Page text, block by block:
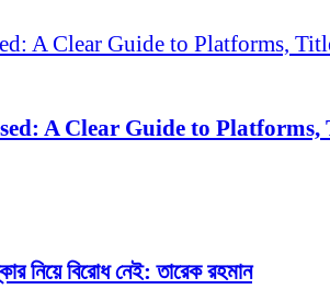
A Clear Guide to Platforms,
নিয়ে বিরোধ নেই: তারেক রহমান